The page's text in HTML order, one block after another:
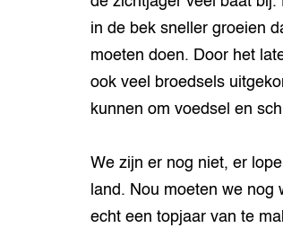
in de bek sneller groeien
moeten doen. Door het
ook veel broedsels
kunnen om voedsel en
We zijn er nog niet, er
land. Nou moeten we
echt een topjaar van te